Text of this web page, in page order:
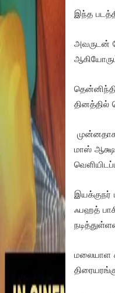
இந்த
அவருடன்
தினத்தில்
மாஸ்
இயக்குநர்
ஃபஹத்
மலையாள